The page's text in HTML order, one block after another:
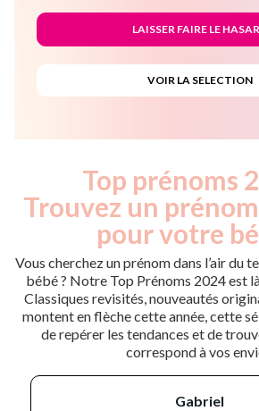
Top prénoms
Trouvez un
pour votre
Vous cherchez un prénom dans l’air du
bébé ? Notre Top Prénoms 2024 est
Classiques revisités, nouveautés
montent en flèche cette année, cette
de repérer les tendances et de
correspond à vos
gabriel